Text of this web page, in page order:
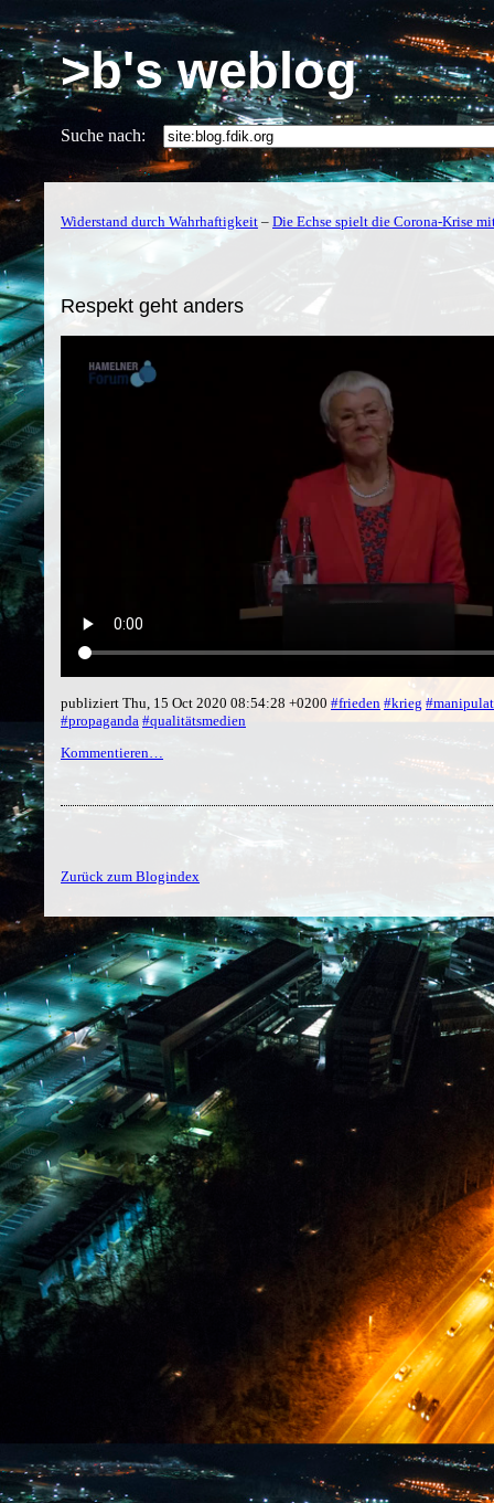
>b's weblog
Suche nach:
Widerstand durch Wahrhaftigkeit – Die Echse spielt die Corona-Krise
Respekt geht anders
publiziert Thu, 15 Oct 2020 08:54:28 +0200 #frieden #krieg
#propaganda #qualitätsmedien
Kommentieren…
Zurück zum Blogindex